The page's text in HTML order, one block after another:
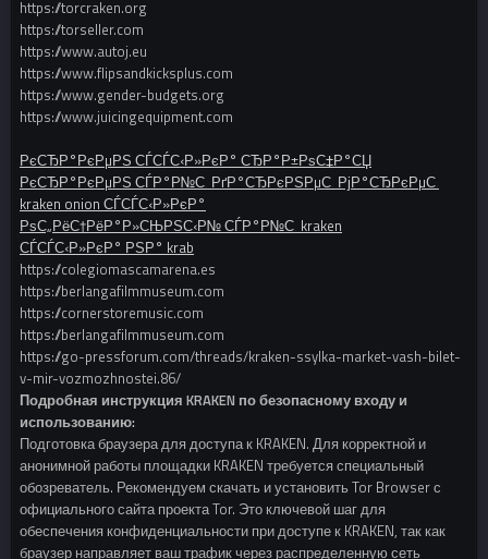
https://torcraken.org
https://torseller.com
https://www.autoj.eu
https://www.flipsandkicksplus.com
https://www.gender-budgets.org
https://www.juicingequipment.com
РєСЂР°РєРµРЅ СЃСЃС‹Р»РєР° СЂР°Р±РѕС‡Р°СЏ
РєСЂР°РєРµРЅ СЃР°Р№С‚ РґР°СЂРєРЅРµС‚ РјР°СЂРєРµС‚
kraken onion СЃСЃС‹Р»РєР°
РѕС„РёС†РёР°Р»СЊРЅС‹Р№ СЃР°Р№С‚ kraken
СЃСЃС‹Р»РєР° РЅР° krab
https://colegiomascamarena.es
https://berlangafilmmuseum.com
https://cornerstoremusic.com
https://berlangafilmmuseum.com
https://go-pressforum.com/threads/kraken-ssylka-market-vash-bilet-
v-mir-vozmozhnostei.86/
Подробная инструкция KRAKEN по безопасному входу и
использованию:
Подготовка браузера для доступа к KRAKEN. Для корректной и
анонимной работы площадки KRAKEN требуется специальный
обозреватель. Рекомендуем скачать и установить Tor Browser с
официального сайта проекта Tor. Это ключевой шаг для
обеспечения конфиденциальности при доступе к KRAKEN, так как
браузер направляет ваш трафик через распределенную сеть